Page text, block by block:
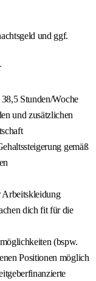
und ggf.
Stunden/Woche
und zusätzlichen
gemäß
Arbeitskleidung
dich fit für die
(bspw.
Positionen möglich